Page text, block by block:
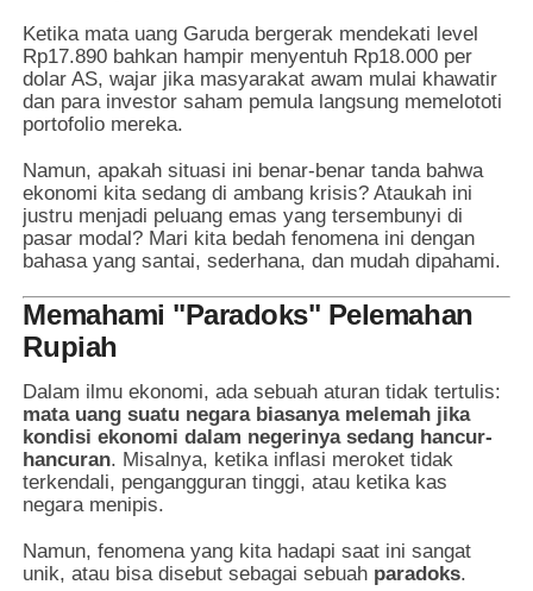
Ketika mata uang Garuda bergerak mendekati level
Rp17.890 bahkan hampir menyentuh Rp18.000 per
dolar AS, wajar jika masyarakat awam mulai khawatir
dan para investor saham pemula langsung memelototi
portofolio mereka.
Namun, apakah situasi ini benar-benar tanda bahwa
ekonomi kita sedang di ambang krisis? Ataukah ini
justru menjadi peluang emas yang tersembunyi di
pasar modal? Mari kita bedah fenomena ini dengan
bahasa yang santai, sederhana, dan mudah dipahami.
Memahami "Paradoks" Pelemahan
Rupiah
Dalam ilmu ekonomi, ada sebuah aturan tidak tertulis:
mata uang suatu negara biasanya melemah jika
kondisi ekonomi dalam negerinya sedang hancur-
hancuran. Misalnya, ketika inflasi meroket tidak
terkendali, pengangguran tinggi, atau ketika kas
negara menipis.
Namun, fenomena yang kita hadapi saat ini sangat
unik, atau bisa disebut sebagai sebuah paradoks.